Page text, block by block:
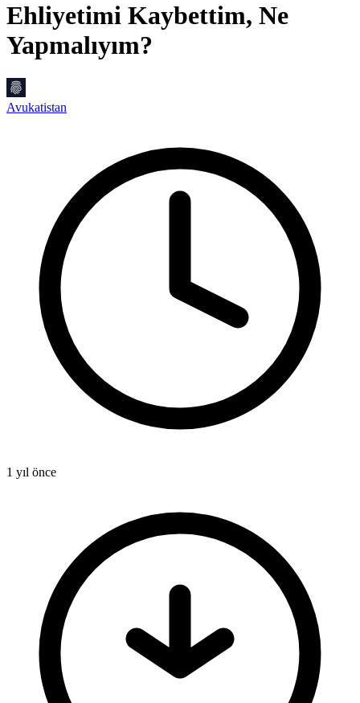
Ehliyetimi Kaybettim, Ne
Yapmalıyım?
Avukatistan
1 yıl önce